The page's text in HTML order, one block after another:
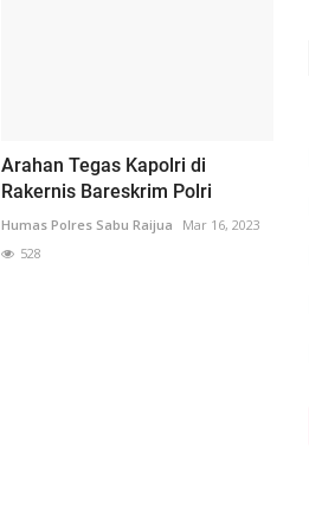
Arahan Tegas Kapolri di
Rakernis Bareskrim Polri
Humas Polres Sabu Raijua
Mar 16, 2023
528